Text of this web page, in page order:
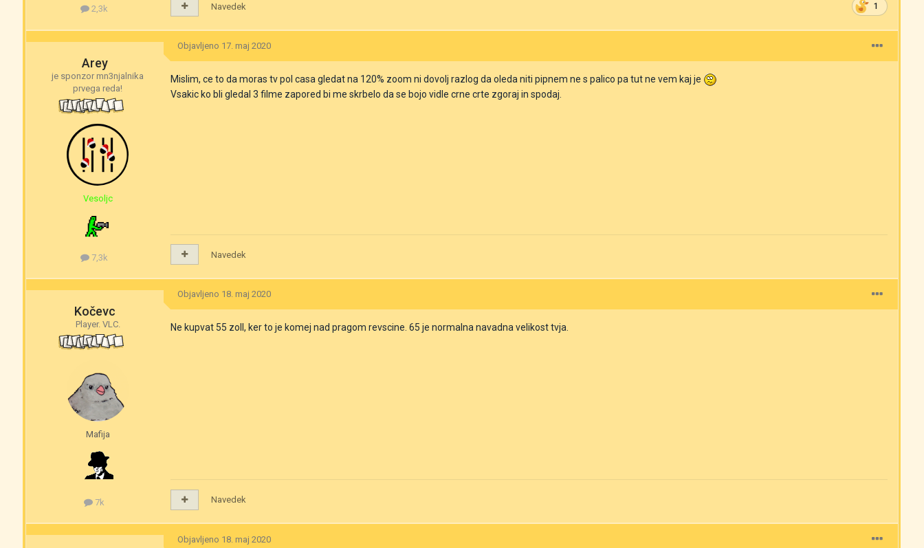
2,3k 1
Navedek
Arey
je sponzor mn3njalnika
prvega reda!
Vesoljc
7,3k
Objavljeno 17. maj 2020
Mislim, ce to da moras tv pol casa gledat na 120% zoom ni dovolj razlog da oleda niti pipnem ne s palico pa tut ne vem kaj je
Vsakic ko bli gledal 3 filme zapored bi me skrbelo da se bojo vidle crne crte zgoraj in spodaj.
Navedek
Kočevc
Player. VLC.
Mafija
7k
Objavljeno 18. maj 2020
Ne kupvat 55 zoll, ker to je komej nad pragom revscine. 65 je normalna navadna velikost tvja.
Navedek
Objavljeno 18. maj 2020